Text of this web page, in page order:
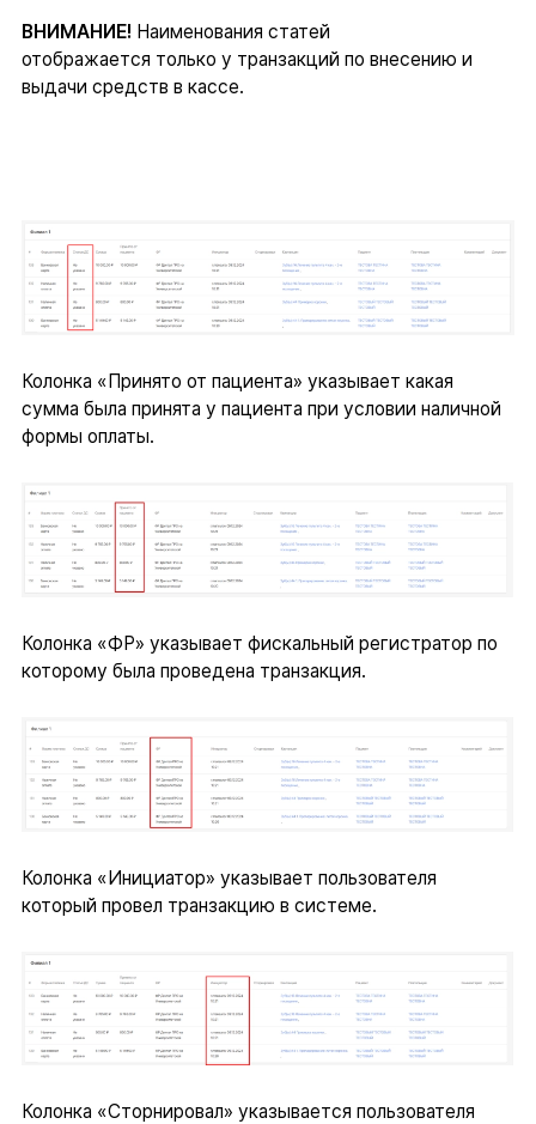
ВНИМАНИЕ! Наименования статей
отображается только у транзакций по внесению и
выдачи средств в кассе.
Колонка «Принято от пациента» указывает какая
сумма была принята у пациента при условии наличной
формы оплаты.
Колонка «ФР» указывает фискальный регистратор по
которому была проведена транзакция.
Колонка «Инициатор» указывает пользователя
который провел транзакцию в системе.
Колонка «Сторнировал» указывается пользователя